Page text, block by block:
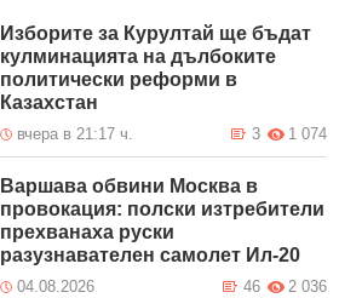
Изборите за Курултай ще бъдат
кулминацията на дълбоките
политически реформи в
Казахстан
вчера в 21:17 ч. 1 074
3
Варшава обвини Москва в
провокация: полски изтребители
прехванаха руски
разузнавателен самолет Ил-20
04.08.2026 2 036
46